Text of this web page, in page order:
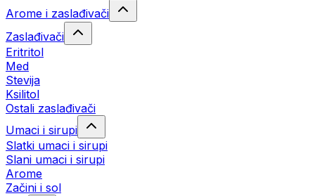
Arome i zaslađivači
Zaslađivači
Eritritol
Med
Stevija
Ksilitol
Ostali zaslađivači
Umaci i sirupi
Slatki umaci i sirupi
Slani umaci i sirupi
Arome
Začini i sol